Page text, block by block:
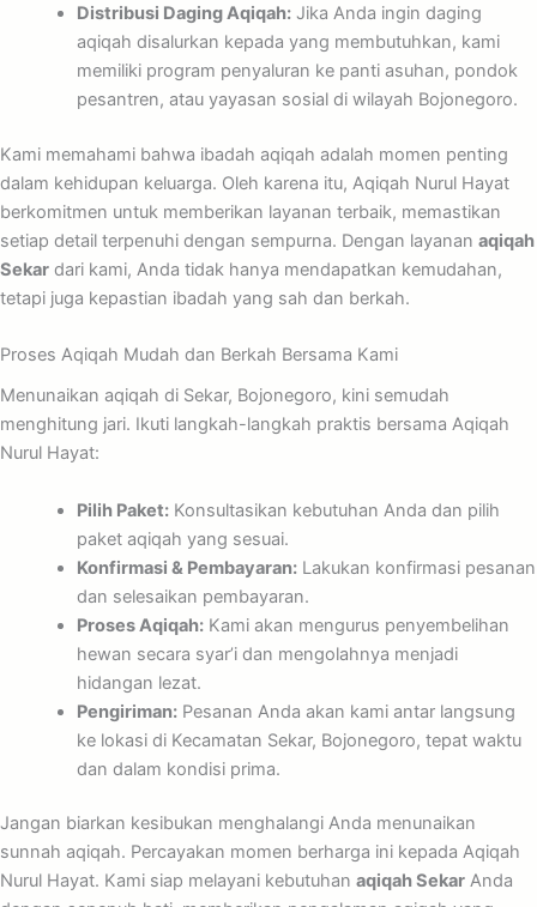
Distribusi Daging Aqiqah:Jika Anda ingin daging
aqiqah disalurkan kepada yang membutuhkan, kami
memiliki program penyaluran ke panti asuhan, pondok
pesantren, atau yayasan sosial di wilayah Bojonegoro.
Kami memahami bahwa ibadah aqiqah adalah momen penting
dalam kehidupan keluarga. Oleh karena itu, Aqiqah Nurul Hayat
berkomitmen untuk memberikan layanan terbaik, memastikan
setiap detail terpenuhi dengan sempurna. Dengan layanan aqiqah
Sekar dari kami, Anda tidak hanya mendapatkan kemudahan,
tetapi juga kepastian ibadah yang sah dan berkah.
Proses Aqiqah Mudah dan Berkah Bersama Kami
Menunaikan aqiqah di Sekar, Bojonegoro, kini semudah
menghitung jari. Ikuti langkah-langkah praktis bersama Aqiqah
Nurul Hayat:
Pilih Paket:Konsultasikan kebutuhan Anda dan pilih
paket aqiqah yang sesuai.
Konfirmasi & Pembayaran:Lakukan konfirmasi pesanan
dan selesaikan pembayaran.
Proses Aqiqah:Kami akan mengurus penyembelihan
hewan secara syar’i dan mengolahnya menjadi
hidangan lezat.
Pengiriman:Pesanan Anda akan kami antar langsung
ke lokasi di Kecamatan Sekar, Bojonegoro, tepat waktu
dan dalam kondisi prima.
Jangan biarkan kesibukan menghalangi Anda menunaikan
sunnah aqiqah. Percayakan momen berharga ini kepada Aqiqah
Nurul Hayat. Kami siap melayani kebutuhan aqiqah Sekar Anda